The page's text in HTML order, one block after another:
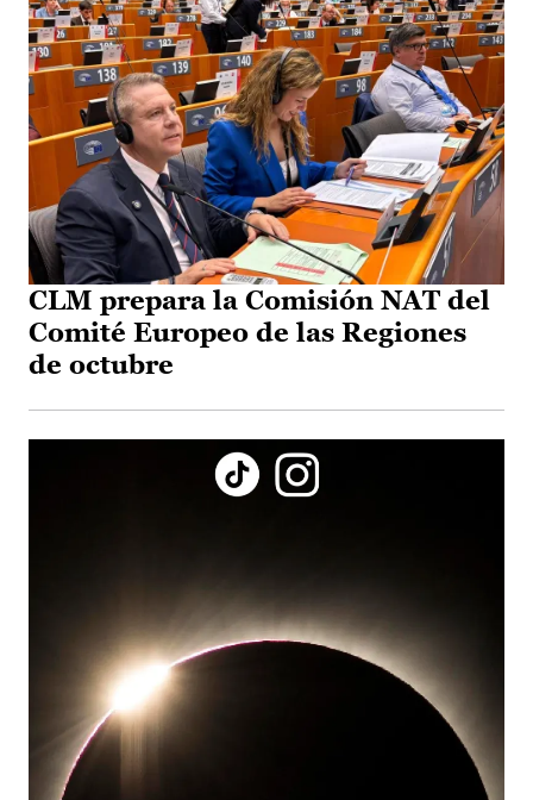
CLM prepara la Comisión NAT del
Comité Europeo de las Regiones
de octubre